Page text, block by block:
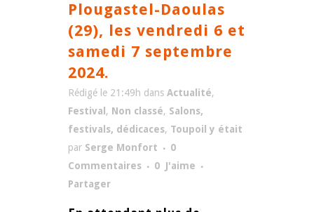
Plougastel-Daoulas
(29), les vendredi 6 et
samedi 7 septembre
2024.
Rédigé le 21:49h dans Actualité,
Festival , Non classé, Salons,
festivals, dédicaces, Toupoil y était
par Serge Monfort
0
Commentaires
0 J'aime
Partager